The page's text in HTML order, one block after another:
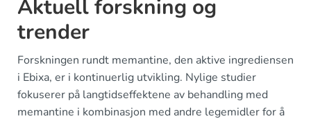
Aktuell forskning og
trender
Forskningen rundt memantine, den aktive ingrediensen
i Ebixa, er i kontinuerlig utvikling. Nylige studier
fokuserer på langtidseffektene av behandling med
memantine i kombinasjon med andre legemidler for å